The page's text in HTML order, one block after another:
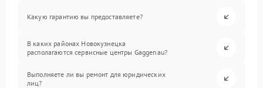
Какую гарантию вы предоставляете?
В каких районах Новокузнецка
располагаются сервисные центры Gaggenau?
Выполняете ли вы ремонт для юридических
лиц?